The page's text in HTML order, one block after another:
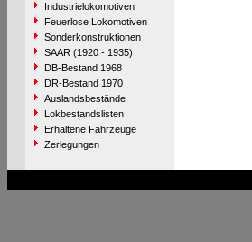
Industrielokomotiven
Feuerlose Lokomotiven
Sonderkonstruktionen
SAAR (1920 - 1935)
DB-Bestand 1968
DR-Bestand 1970
Auslandsbestände
Lokbestandslisten
Erhaltene Fahrzeuge
Zerlegungen